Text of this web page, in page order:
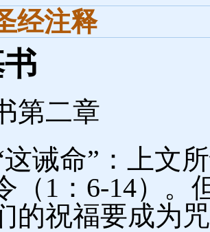
经注释
第二章
这诫命”：上文
（1：6-14）。
的祝福要成为